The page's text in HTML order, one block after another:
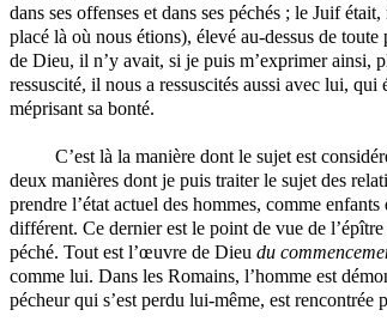
dans ses offenses et dans ses péchés ; le Juif
placé là où nous étions), élevé au-dessus de
de Dieu, il n’y avait, si je puis m’exprimer ainsi,
ressuscité, il nous a ressuscités aussi avec lui,
méprisant sa bonté.
C’est là la manière dont le sujet est
deux manières dont je puis traiter le sujet des
prendre l’état actuel des hommes, comme
différent. Ce dernier est le point de vue de
péché. Tout est l’œuvre de Dieu du
comme lui. Dans les Romains, l’homme est
pécheur qui s’est perdu lui-même, est rencontrée